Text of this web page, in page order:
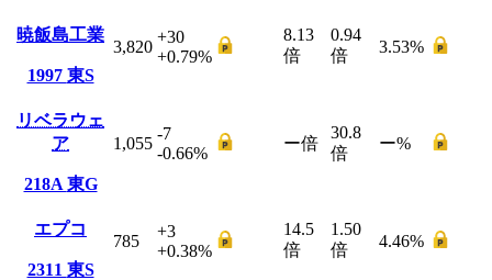
暁飯島工業
1997 東S
3,820
+30
+0.79%
8.13
倍
0.94
倍
3.53%
リベラウェ
ア
218A 東G
1,055
-7
-0.66%
ー倍
30.8
倍
ー%
エプコ
2311 東S
785
+3
+0.38%
14.5
倍
1.50
倍
4.46%